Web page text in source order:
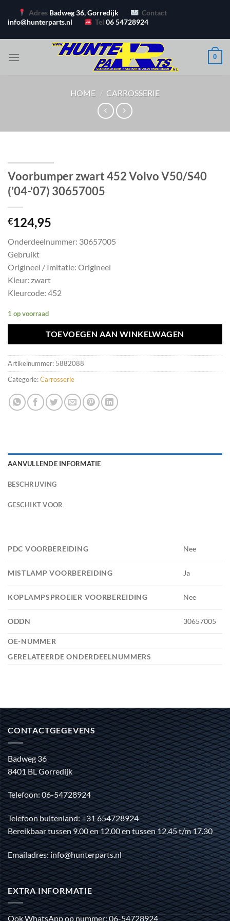
naar
Adres Badweg 36, Gorredijk
Contact
info@hunterparts.nl
Tel06 54728924
0
HOME / CARROSSERIE
Voorbumper zwart 452 Volvo V50/S40
(’04-’07) 30657005
€124,95
Onderdeelnummer: 30657005
Gebruikt
Origineel / Imitatie: Origineel
Kleur: zwart
Kleurcode: 452
1 op voorraad
TOEVOEGEN AAN WINKELWAGEN
Artikelnummer: 5882088
Categorie:Carrosserie
AANVULLENDE INFORMATIE
BESCHRIJVING
GESCHIKT VOOR
PDC VOORBEREIDING Nee
MISTLAMP VOORBEREIDING Ja
KOPLAMPSPROEIER VOORBEREIDING Nee
ODDN 30657005
OE-NUMMER
GERELATEERDE ONDERDEELNUMMERS
CONTACTGEGEVENS
Badweg 36
8401 BL Gorredijk
Telefoon: 06-54728924
Telefoon buitenland: +31 654728924
Bereikbaar tussen 9.00 en 12.00 en tussen 12.45 t/m 17.30
Emailadres: info@hunterparts.nl
EXTRA INFORMATIE
Ook WhatsApp op nummer: 06-54728924